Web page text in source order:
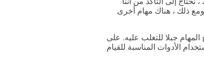
ومع ذلك ، هناك مهام أخرى
جبلا للتغلب عليه. على
الأدوات المناسبة للقيام